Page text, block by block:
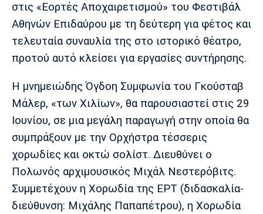
Πολιτισμός
Τραγούδια
Cine Spot
Running
Media
Παρασκήνιο
Πρόγραμμα TV
Κηφισιά Πανσερραϊκός
Ρεάλ
Μαδρίτης
Μαδρίτης
Μάντσεστερ
Γιουνάιτεντ
Άρσεναλ
στις «Εορτές Αποχαιρετισμού» του Φεστιβάλ
Αθηνών Επιδαύρου με τη δεύτερη για φέτος και
τελευταία συναυλία της στο ιστορικό θέατρο,
προτού αυτό κλείσει για εργασίες συντήρησης.
Η μνημειώδης Όγδοη Συμφωνία του Γκούσταβ
Μάλερ, «των Χιλίων», θα παρουσιαστεί στις 29
Ιουνίου, σε μια μεγάλη παραγωγή στην οποία θα
συμπράξουν με την Ορχήστρα τέσσερις
χορωδίες και οκτώ σολίστ. Διευθύνει ο
Πολωνός αρχιμουσικός Μιχάλ Νεστερόβιτς.
Συμμετέχουν η Χορωδία της ΕΡΤ (διδασκαλία-
διεύθυνση: Μιχάλης Παπαπέτρου), η Χορωδία